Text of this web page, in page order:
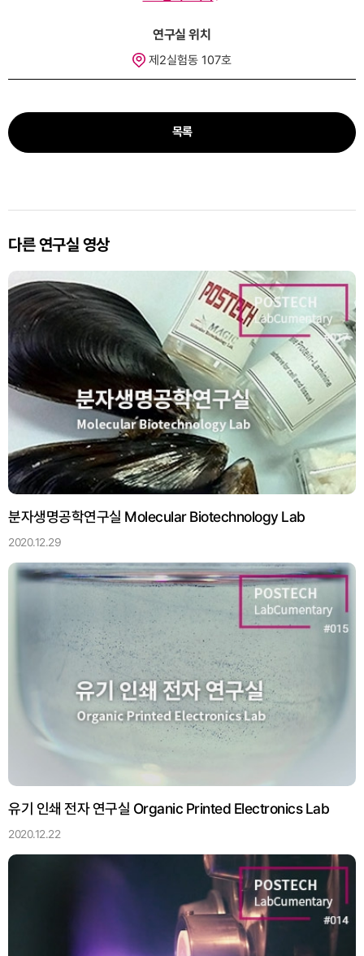
연구실 위치
제2실험동 107호
목록
다른 연구실 영상
분자생명공학연구실 Molecular Biotechnology Lab
2020.12.29
유기 인쇄 전자 연구실 Organic Printed Electronics Lab
2020.12.22